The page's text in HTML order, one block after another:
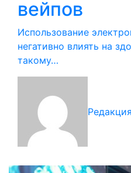
вейпов
Использование
негативно влиять на
такому…
Редакция